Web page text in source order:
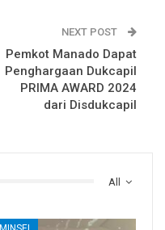
NEXT POST
Pemkot Manado Dapat
Penghargaan Dukcapil
PRIMA AWARD 2024
dari Disdukcapil
All